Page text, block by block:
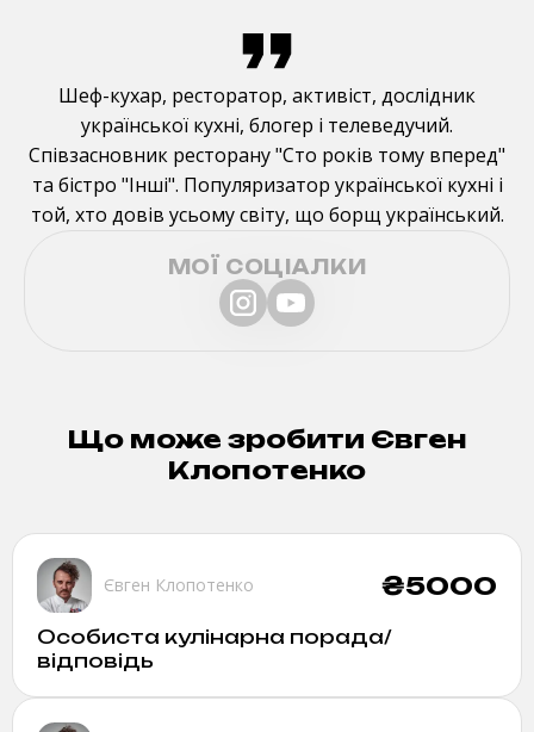
Шеф-кухар, ресторатор, активіст, дослідник
української кухні, блогер і телеведучий.
Співзасновник ресторану "Сто років тому вперед"
та бістро "Інші". Популяризатор української кухні і
той, хто довів усьому світу, що борщ український.
МОЇ СОЦІАЛКИ
Що може зробити Євген
Клопотенко
Євген Клопотенко
Особиста кулінарна порада/
відповідь
₴5000